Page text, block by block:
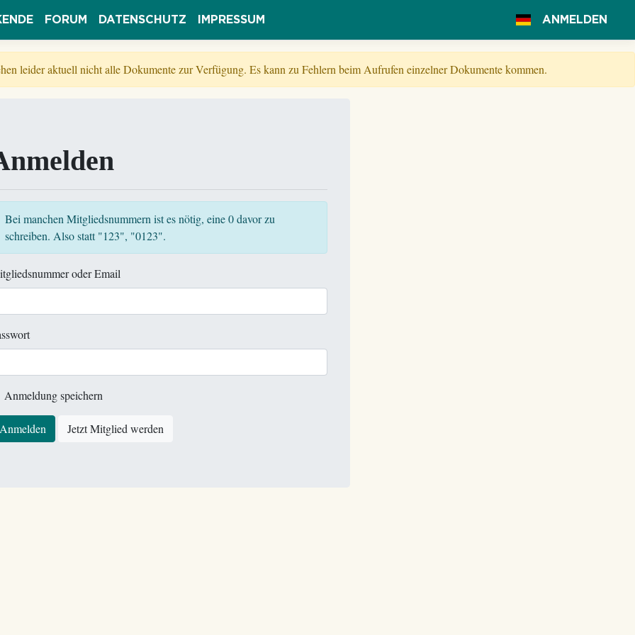
FORUM DATENSCHUTZ IMPRESSUM ANMELDEN
leider aktuell nicht alle Dokumente zur Verfügung. Es kann zu Fehlern beim Aufrufen einzelner Dokumente kommen.
Bei manchen Mitgliedsnummern ist es nötig, eine 0 davor zu
schreiben. Also statt "123", "0123".
oder Email
Anmeldung speichern
Anmelden Jetzt Mitglied werden